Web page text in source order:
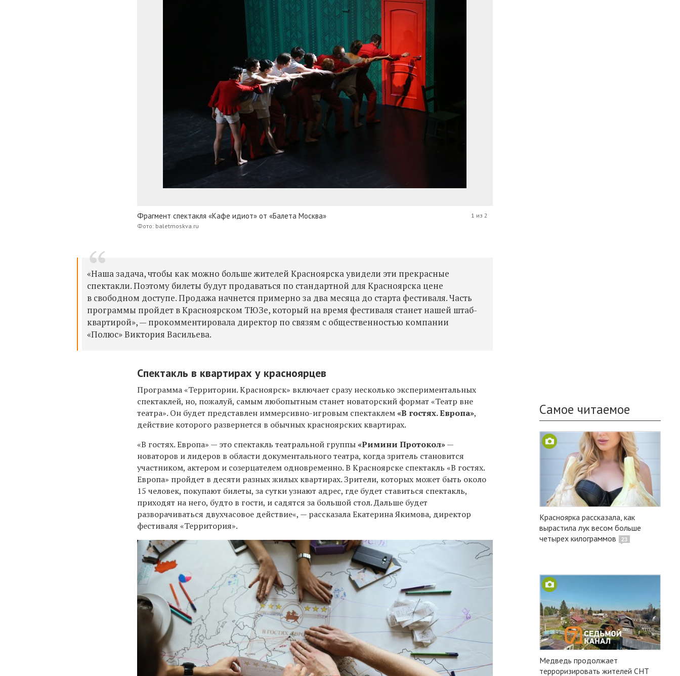
Фрагмент спектакля «Кафе идиот» от «Балета Москва»
Фото: baletmoskva.ru
1 из 2
«Наша задача, чтобы как можно больше жителей Красноярска увидели эти прекрасные
спектакли. Поэтому билеты будут продаваться по стандартной для Красноярска цене
в свободном доступе. Продажа начнется примерно за два месяца до старта фестиваля. Часть
программы пройдет в Красноярском ТЮЗе, который на время фестиваля станет нашей штаб-
квартирой», — прокомментировала директор по связям с общественностью компании
«Полюс» Виктория Васильева.
Спектакль в квартирах у красноярцев
Программа «Территории. Красноярск» включает сразу несколько экспериментальных
спектаклей, но, пожалуй, самым любопытным станет новаторский формат «Театр вне
театра». Он будет представлен иммерсивно-игровым спектаклем«В гостях. Европа»,
действие которого развернется в обычных красноярских квартирах.
«В гостях. Европа» — это спектакль театральной группы«Римини Протокол»—
новаторов и лидеров в области документального театра, когда зритель становится
участником, актером и созерцателем одновременно. В Красноярске спектакль «В гостях.
Европа» пройдет в десяти разных жилых квартирах. Зрители, которых может быть около
15 человек, покупают билеты, за сутки узнают адрес, где будет ставиться спектакль,
приходят на него, будто в гости, и садятся за большой стол. Дальше будет
разворачиваться двухчасовое действие«, — рассказала Екатерина Якимова, директор
фестиваля «Территория».
Самое читаемое
Красноярка рассказала, как
вырастила лук весом больше
четырех килограммов
23
Медведь продолжает
терроризировать жителей СНТ